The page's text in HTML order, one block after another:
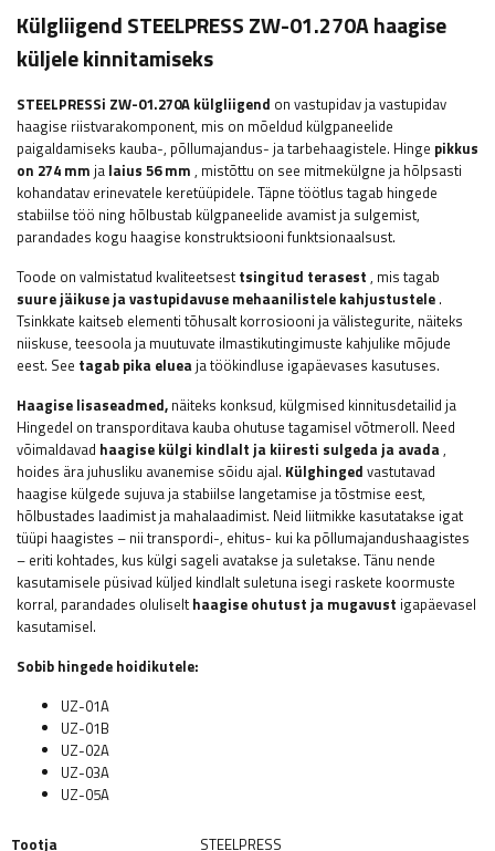
Külgliigend STEELPRESS ZW-01.270A haagise
küljele kinnitamiseks
STEELPRESSi ZW-01.270A külgliigend on vastupidav ja vastupidav
haagise riistvarakomponent, mis on mõeldud külgpaneelide
paigaldamiseks kauba-, põllumajandus- ja tarbehaagistele. Hinge pikkus
on 274 mm ja laius 56 mm , mistõttu on see mitmekülgne ja hõlpsasti
kohandatav erinevatele keretüüpidele. Täpne töötlus tagab hingede
stabiilse töö ning hõlbustab külgpaneelide avamist ja sulgemist,
parandades kogu haagise konstruktsiooni funktsionaalsust.
Toode on valmistatud kvaliteetsesttsingitud terasest , mis tagab
suure jäikuse ja vastupidavuse mehaanilistele kahjustustele .
Tsinkkate kaitseb elementi tõhusalt korrosiooni ja välistegurite, näiteks
niiskuse, teesoola ja muutuvate ilmastikutingimuste kahjulike mõjude
eest. See tagab pika elueaja töökindluse igapäevases kasutuses.
Haagise lisaseadmed, näiteks konksud, külgmised kinnitusdetailid ja
Hingedel on transporditava kauba ohutuse tagamisel võtmeroll. Need
võimaldavad haagise külgi kindlalt ja kiiresti sulgeda ja avada,
hoides ära juhusliku avanemise sõidu ajal. Külghinged vastutavad
haagise külgede sujuva ja stabiilse langetamise ja tõstmise eest,
hõlbustades laadimist ja mahalaadimist. Neid liitmikke kasutatakse igat
tüüpi haagistes – nii transpordi-, ehitus- kui ka põllumajandushaagistes
– eriti kohtades, kus külgi sageli avatakse ja suletakse. Tänu nende
kasutamisele püsivad küljed kindlalt suletuna isegi raskete koormuste
korral, parandades oluliselthaagise ohutust ja mugavust igapäevasel
kasutamisel.
Sobib hingede hoidikutele:
UZ-01A
UZ-01B
UZ-02A
UZ-03A
UZ-05A
Tootja
STEELPRESS